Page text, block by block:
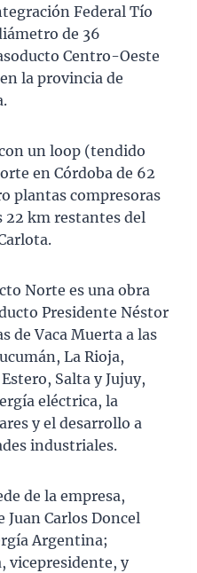
Federal Tío
de 36
Centro-Oeste
la provincia de
un loop (tendido
en Córdoba de 62
plantas compresoras
22 km restantes del
Norte es una obra
Presidente Néstor
de Vaca Muerta a las
La Rioja,
Salta y Jujuy,
eléctrica, la
y el desarrollo a
industriales.
de la empresa,
Juan Carlos Doncel
Argentina;
vicepresidente, y